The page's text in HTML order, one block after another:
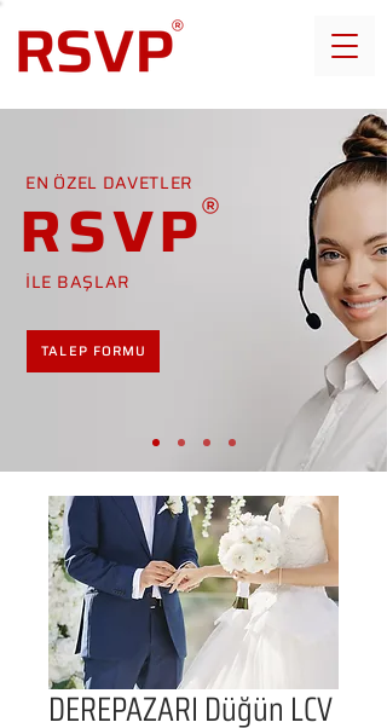
EN ÖZEL DAVETLER
RSVP
İLE BAŞLAR
TALEP FORMU
DEREPAZARI Düğün LCV